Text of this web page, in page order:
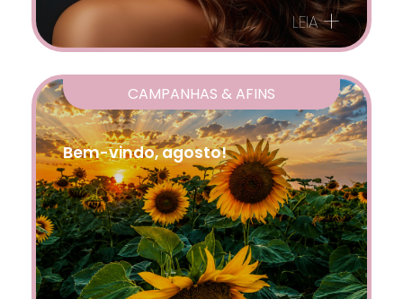
LEIA +
CAMPANHAS & AFINS
Bem-vindo, agosto!